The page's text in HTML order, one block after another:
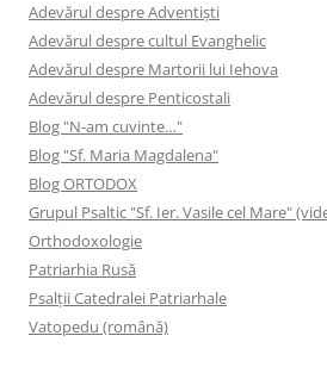
Adevărul despre Adventişti
Adevărul despre cultul Evanghelic
Adevărul despre Martorii lui Iehova
Adevărul despre Penticostali
Blog "N-am cuvinte…"
Blog "Sf. Maria Magdalena"
Blog ORTODOX
Grupul Psaltic "Sf. Ier. Vasile cel Mare"
Orthodoxologie
Patriarhia Rusă
Psalţii Catedralei Patriarhale
Vatopedu (română)